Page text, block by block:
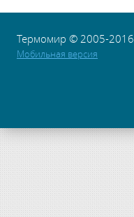
Термомир © 2005-2016
Мобильная версия